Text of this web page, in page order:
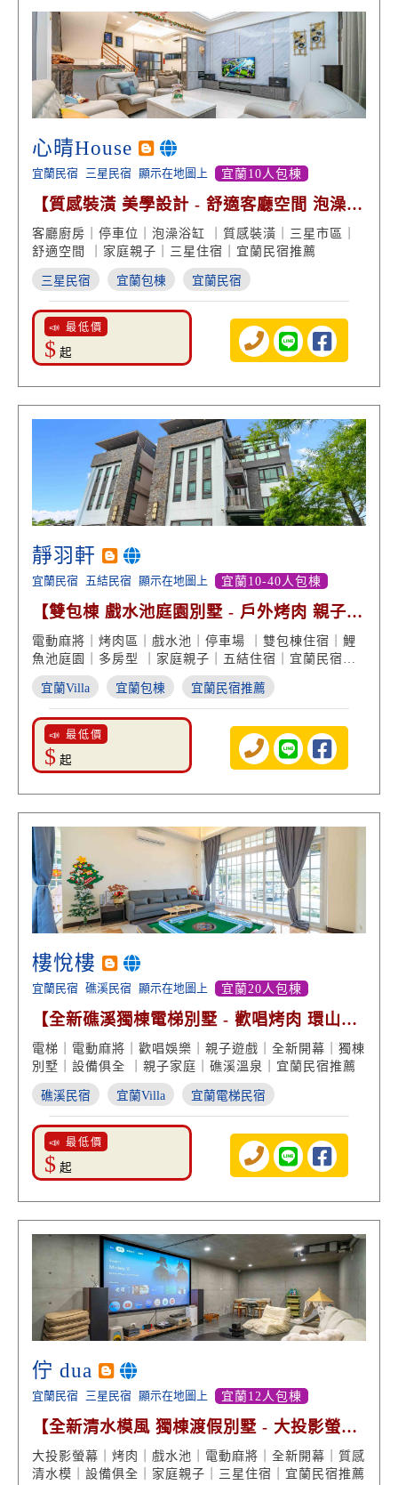
心晴House
宜蘭民宿 三星民宿 顯示在地圖上 宜蘭10人包棟
【質感裝潢 美學設計 - 舒適客廳空間 泡澡浴
缸享受】
客廳廚房｜停車位｜泡澡浴缸 ｜質感裝潢｜三星市區｜
舒適空間 ｜家庭親子｜三星住宿｜宜蘭民宿推薦
三星民宿 宜蘭包棟 宜蘭民宿
📣 最低價
$ 起
靜羽軒
宜蘭民宿 五結民宿 顯示在地圖上 宜蘭10-40人包棟
【雙包棟 戲水池庭園別墅 - 戶外烤肉 親子遊
戲 鯉魚池】
電動麻將｜烤肉區｜戲水池｜停車場 ｜雙包棟住宿｜鯉
魚池庭園｜多房型 ｜家庭親子｜五結住宿｜宜蘭民宿推
薦
宜蘭Villa 宜蘭包棟 宜蘭民宿推薦
📣 最低價
$ 起
樓悅樓
宜蘭民宿 礁溪民宿 顯示在地圖上 宜蘭20人包棟
【全新礁溪獨棟電梯別墅 - 歡唱烤肉 環山絕
美景致】
電梯｜電動麻將｜歡唱娛樂｜親子遊戲｜全新開幕｜獨棟
別墅｜設備俱全 ｜親子家庭｜礁溪溫泉｜宜蘭民宿推薦
礁溪民宿 宜蘭Villa 宜蘭電梯民宿
📣 最低價
$ 起
佇 dua
宜蘭民宿 三星民宿 顯示在地圖上 宜蘭12人包棟
【全新清水模風 獨棟渡假別墅 - 大投影螢幕
戲水烤肉包棟】
大投影螢幕｜烤肉｜戲水池｜電動麻將｜全新開幕｜質感
清水模｜設備俱全｜家庭親子｜三星住宿｜宜蘭民宿推薦